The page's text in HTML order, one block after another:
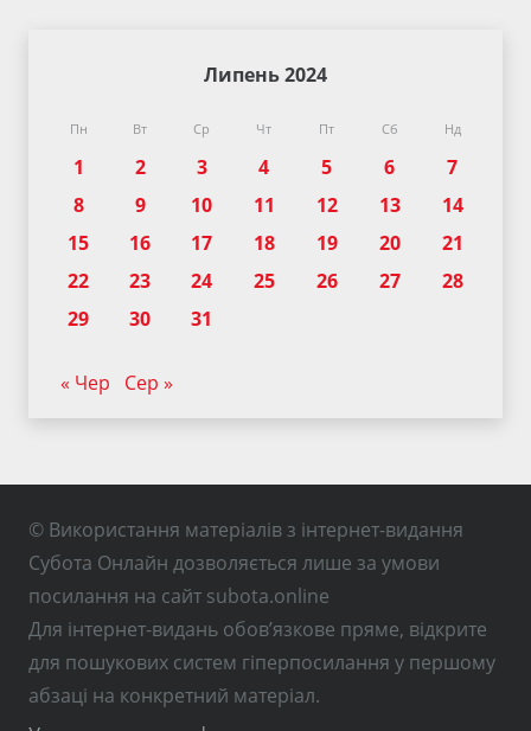
Липень 2024
Пн Вт Ср Чт Пт Сб Нд
1 2 3 4 5 6
7
8
9 10 11 12 13
14
15
16 17 18 19 20
21
22
23 24 25 26 27
28
29
30 31
« Чер Сер »
© Використання матеріалів з інтернет-видання
Субота Онлайн дозволяється лише за умови
посилання на сайт subota.online
Для інтернет-видань обов’язкове пряме, відкрите
для пошукових систем гіперпосилання у першому
абзаці на конкретний матеріал.